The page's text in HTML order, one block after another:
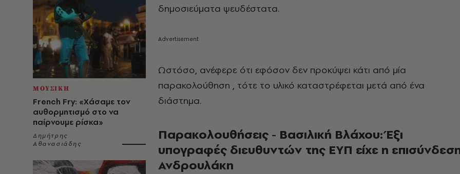
ΜΟΥΣΙΚΗ
French Fry: «Χάσαμε τον
αυθορμητισμό στο να
παίρνουμε ρίσκα»
Δημήτρης
Αθανασιάδης
δημοσιεύματα ψευδέστατα.
Ωστόσο, ανέφερε ότι εφόσον δεν προκύψει κάτι από μία
παρακολούθηση , τότε το υλικό καταστρέφεται μετά από ένα
διάστημα.
Παρακολουθήσεις - Βασιλική Βλάχου: Έξι
υπογραφές διευθυντών της ΕΥΠ είχε η
Ανδρουλάκη